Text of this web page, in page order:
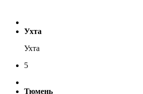
Ухта
Ухта
5
Тюмень